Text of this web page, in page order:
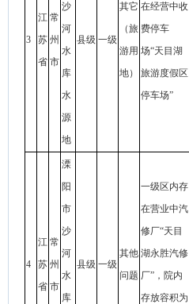
3
江
苏
省
常
州
市
沙
河
水
库
水
源
地
县级 一级
其它
（旅
游用
地）
在经营中收
费停车
场“天目湖
旅游度假区
停车场”
4
江
苏
省
常
州
市
溧
阳
市
沙
河
水
库
县级 一级
其他
问题
一级区内存
在营业中汽
修厂“天目
湖永胜汽修
厂”，院内
存放容积为